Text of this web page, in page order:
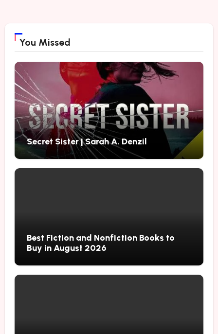
You Missed
Secret Sister | Sarah A. Denzil
Best Fiction and Nonfiction Books to
Buy in August 2026